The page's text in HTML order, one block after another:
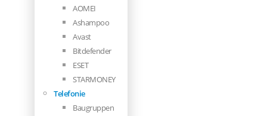
AOMEI
Ashampoo
Avast
Bitdefender
ESET
STARMONEY
Telefonie
Baugruppen